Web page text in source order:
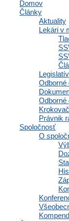
Domov
Články
Aktuality
Lekári v
Odborné
Odborné
Právnik
Spoločnosť
O
Inzercia abmulancií
Domovská stránka
Osobné
Výhody a zľavy
Vzdelávacie
Zápisnice a
Komunikácia a
Inzercia
Domovská stránka
Navigácia
Aktuality
Lekári v